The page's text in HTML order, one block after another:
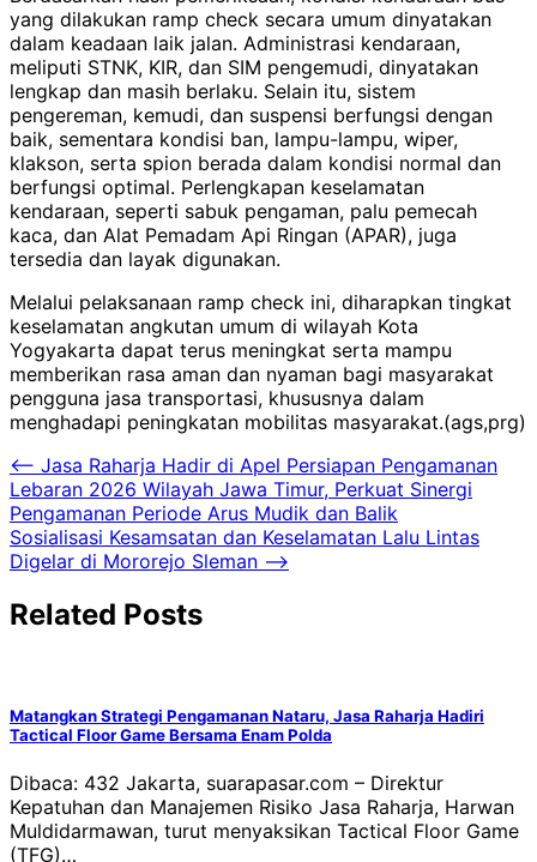
yang dilakukan ramp check secara umum dinyatakan
dalam keadaan laik jalan. Administrasi kendaraan,
meliputi STNK, KIR, dan SIM pengemudi, dinyatakan
lengkap dan masih berlaku. Selain itu, sistem
pengereman, kemudi, dan suspensi berfungsi dengan
baik, sementara kondisi ban, lampu-lampu, wiper,
klakson, serta spion berada dalam kondisi normal dan
berfungsi optimal. Perlengkapan keselamatan
kendaraan, seperti sabuk pengaman, palu pemecah
kaca, dan Alat Pemadam Api Ringan (APAR), juga
tersedia dan layak digunakan.
Melalui pelaksanaan ramp check ini, diharapkan tingkat
keselamatan angkutan umum di wilayah Kota
Yogyakarta dapat terus meningkat serta mampu
memberikan rasa aman dan nyaman bagi masyarakat
pengguna jasa transportasi, khususnya dalam
menghadapi peningkatan mobilitas masyarakat.(ags,prg)
Navigasi
pos
⟵ Jasa Raharja Hadir di Apel Persiapan Pengamanan
Lebaran 2026 Wilayah Jawa Timur, Perkuat Sinergi
Pengamanan Periode Arus Mudik dan Balik
Sosialisasi Kesamsatan dan Keselamatan Lalu Lintas
Digelar di Mororejo Sleman ⟶
Related Posts
Matangkan Strategi Pengamanan Nataru, Jasa Raharja Hadiri
Tactical Floor Game Bersama Enam Polda
Dibaca: 432 Jakarta, suarapasar.com – Direktur
Kepatuhan dan Manajemen Risiko Jasa Raharja, Harwan
Muldidarmawan, turut menyaksikan Tactical Floor Game
(TFG)…